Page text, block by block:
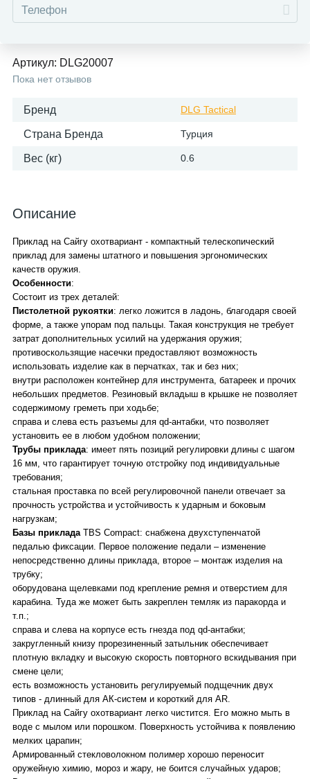
Артикул: DLG20007
Пока нет отзывов
Бренд DLG Tactical
Страна Бренда Турция
Вес (кг) 0.6
Описание
Приклад на Сайгу охотвариант - компактный телескопический
приклад для замены штатного и повышения эргономических
качеств оружия.
Особенности:
Состоит из трех деталей:
Пистолетной рукоятки: легко ложится в ладонь, благодаря своей
форме, а также упорам под пальцы. Такая конструкция не требует
затрат дополнительных усилий на удержания оружия;
противоскользящие насечки предоставляют возможность
использовать изделие как в перчатках, так и без них;
внутри расположен контейнер для инструмента, батареек и прочих
небольших предметов. Резиновый вкладыш в крышке не позволяет
содержимому греметь при ходьбе;
справа и слева есть разъемы для qd-антабки, что позволяет
установить ее в любом удобном положении;
Трубы приклада: имеет пять позиций регулировки длины с шагом
16 мм, что гарантирует точную отстройку под индивидуальные
требования;
стальная проставка по всей регулировочной панели отвечает за
прочность устройства и устойчивость к ударным и боковым
нагрузкам;
Базы прикладаTBS Compact: снабжена двухступенчатой
педалью фиксации. Первое положение педали – изменение
непосредственно длины приклада, второе – монтаж изделия на
трубку;
оборудована щелевками под крепление ремня и отверстием для
карабина. Туда же может быть закреплен темляк из паракорда и
т.п.;
справа и слева на корпусе есть гнезда под qd-антабки;
закругленный книзу прорезиненный затыльник обеспечивает
плотную вкладку и высокую скорость повторного вскидывания при
смене цели;
есть возможность установить регулируемый подщечник двух
типов - длинный для АК-систем и короткий для AR.
Приклад на Сайгу охотвариант легко чистится. Его можно мыть в
воде с мылом или порошком. Поверхность устойчива к появлению
мелких царапин;
Армированный стекловолокном полимер хорошо переносит
оружейную химию, мороз и жару, не боится случайных ударов;